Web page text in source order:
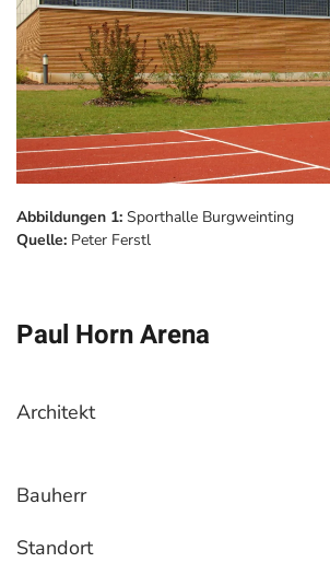
Abbildungen 1: Sporthalle Burgweinting
Quelle: Peter Ferstl
Paul Horn Arena
Architekt
Bauherr
Standort